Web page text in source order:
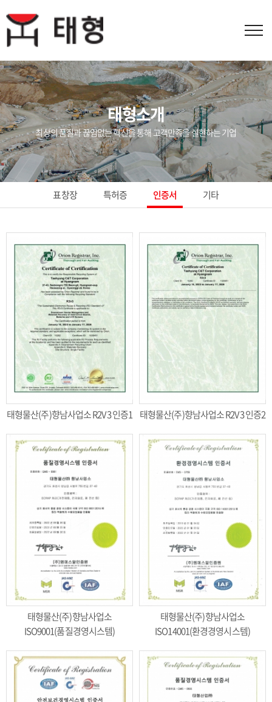
태형소개
최상의 품질과 끊임없는 혁신을 통해 고객만족을 실현하는 기업
표창장 특허증 인증서 기타
태형물산(주)향남사업소 R2V3 인증1 태형물산(주)향남사업소 R2V3 인증2
태형물산(주)향남사업소
ISO9001(품질경영시스템)
태형물산(주)향남사업소
ISO14001(환경경영시스템)